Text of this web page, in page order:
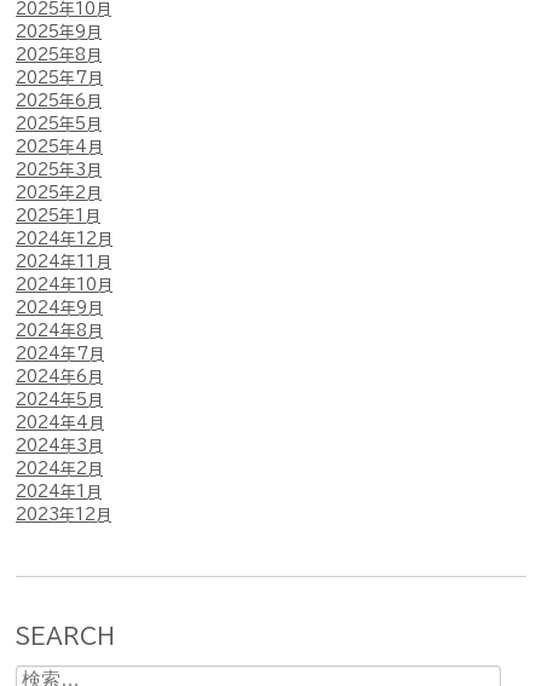
2025年10月
2025年9月
2025年8月
2025年7月
2025年6月
2025年5月
2025年4月
2025年3月
2025年2月
2025年1月
2024年12月
2024年11月
2024年10月
2024年9月
2024年8月
2024年7月
2024年6月
2024年5月
2024年4月
2024年3月
2024年2月
2024年1月
2023年12月
SEARCH
検